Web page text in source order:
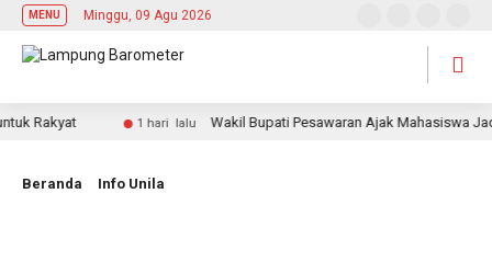
MENU Minggu, 09 Agu 2026
Rakyat 1 hari lalu Wakil Bupati Pesawaran Ajak Mahasiswa Jadi
Beranda Info Unila